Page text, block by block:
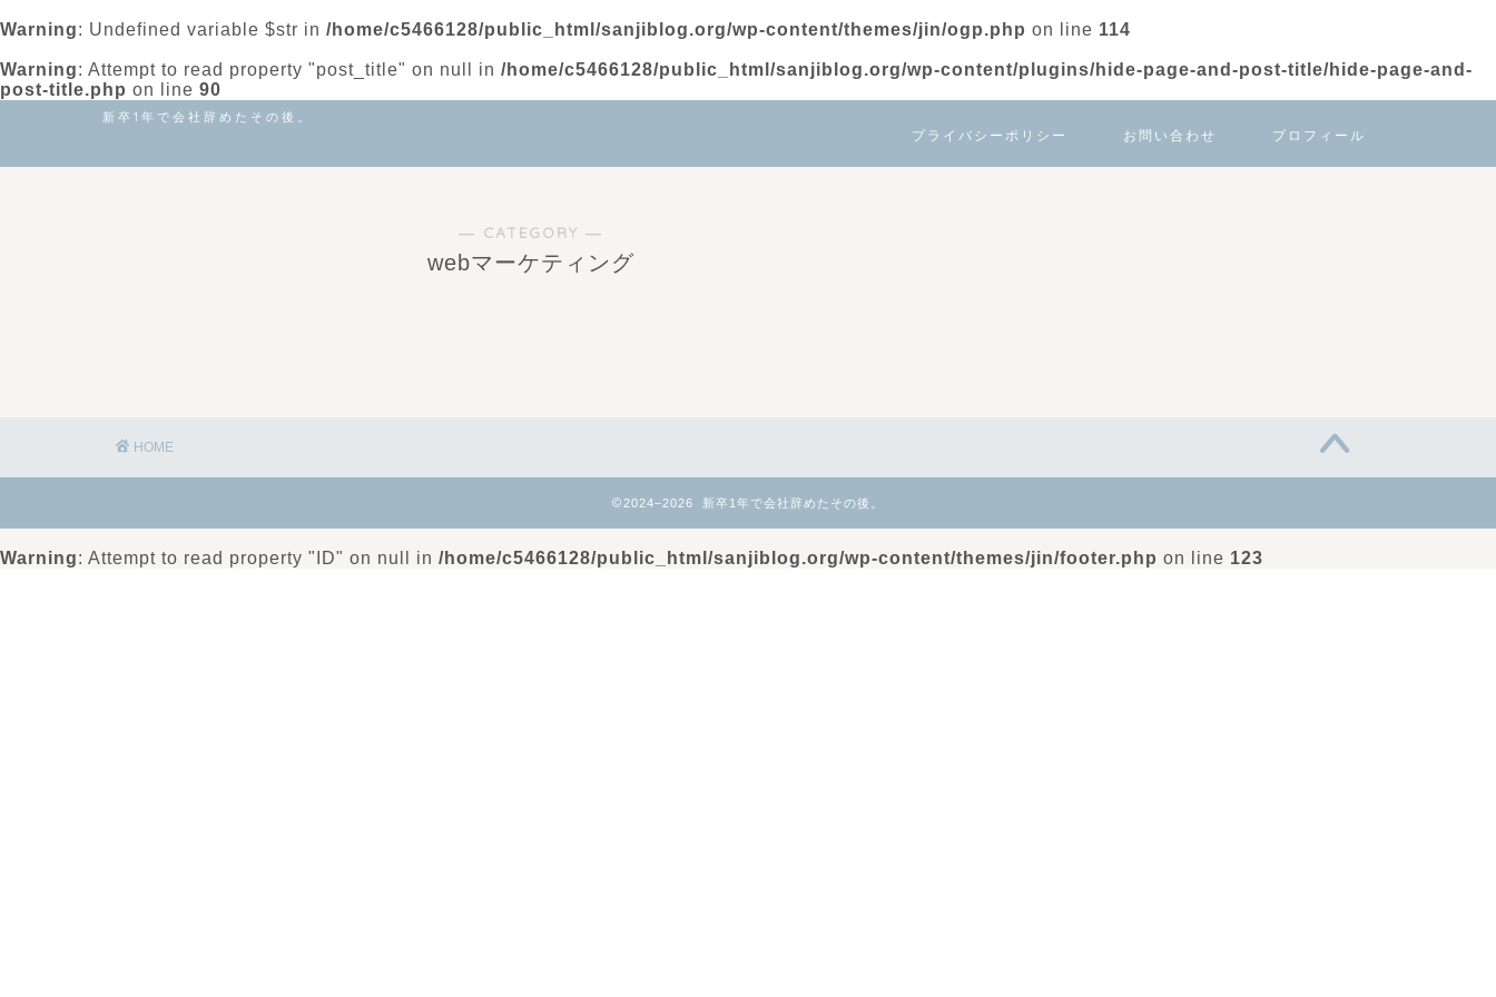
Warning: Undefined variable $str in /home/c5466128/public_html/sanjiblog.org/wp-content/themes/jin/ogp.php on line 114
Warning: Attempt to read property "post_title" on null in /home/c5466128/public_html/sanjiblog.org/wp-content/plugins/hide-page-and-post-title/hide-page-and-
post-title.php on line 90
新卒1年で会社辞めたその後。
プライバシーポリシー お問い合わせ プロフィール
― CATEGORY ―
webマーケティング
HOME
2024–2026 新卒1年で会社辞めたその後。
Warning: Attempt to read property "ID" on null in /home/c5466128/public_html/sanjiblog.org/wp-content/themes/jin/footer.php on line 123